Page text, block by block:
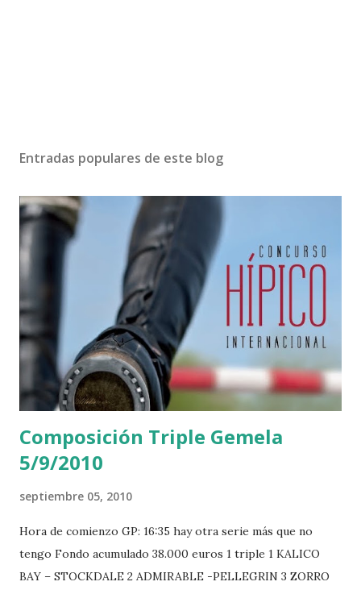
Entradas populares de este blog
Composición Triple Gemela
5/9/2010
septiembre 05, 2010
Hora de comienzo GP: 16:35 hay otra serie más que no
tengo Fondo acumulado 38.000 euros 1 triple 1 KALICO
BAY – STOCKDALE 2 ADMIRABLE -PELLEGRIN 3 ZORRO